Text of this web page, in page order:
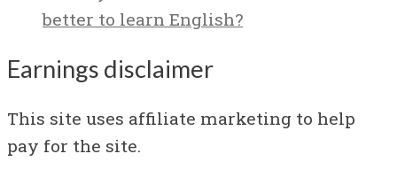
better to learn English?
Earnings disclaimer
This site uses affiliate marketing to help
pay for the site.